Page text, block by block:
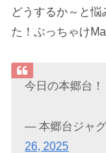
どうするか～と
た！ぶっちゃけ
今日の本郷台！
— 本郷台ジャ
26, 2025